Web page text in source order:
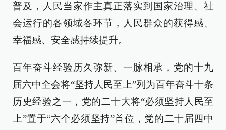
普及，人民当家作主真正落实到国家治理、社
会运行的各领域各环节，人民群众的获得感、
幸福感、安全感持续提升。
百年奋斗经验历久弥新、一脉相承，党的十九
届六中全会将“坚持人民至上”列为百年奋斗十条
历史经验之一，党的二十大将“必须坚持人民至
上”置于“六个必须坚持”首位，党的二十届四中